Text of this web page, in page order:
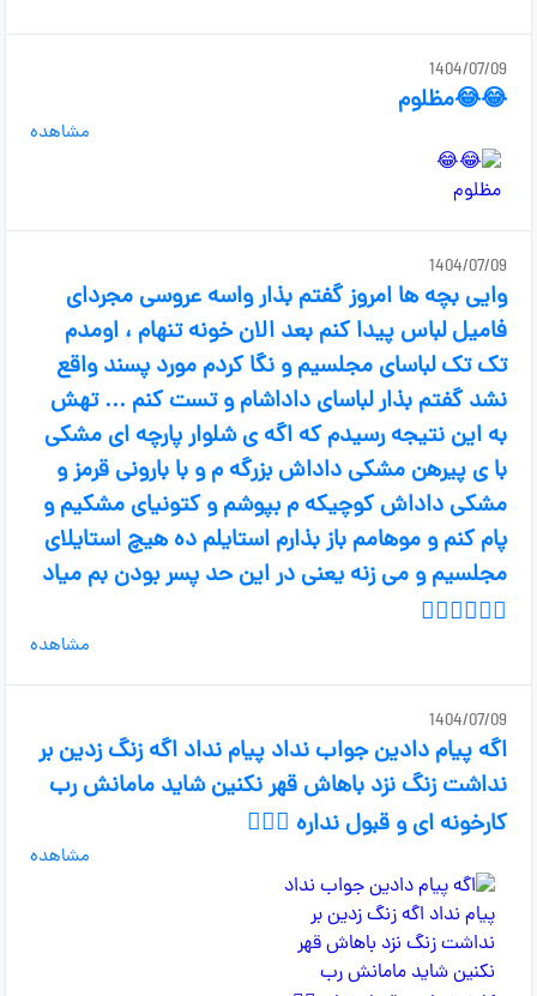
1404/07/09
😂😂مظلوم
مشاهده
1404/07/09
وایی بچه ها امروز گفتم بذار واسه عروسی مجردای
فامیل لباس پیدا کنم بعد الان خونه تنهام ، اومدم
تک تک لباسای مجلسیم و نگا کردم مورد پسند واقع
نشد گفتم بذار لباسای داداشام و تست کنم ... تهش
به این نتیجه رسیدم که اگه ی شلوار پارچه ای مشکی
با ی پیرهن مشکی داداش بزرگه م و با بارونی قرمز و
مشکی داداش کوچیکه م بپوشم و کتونیای مشکیم و
پام کنم و موهامم باز بذارم استایلم ده هیچ استایلای
مجلسیم و می زنه یعنی در این حد پسر بودن بم میاد
🤦🏻‍♀️🤦🏻‍♀️
مشاهده
1404/07/09
اگه پیام دادین جواب نداد پیام نداد اگه زنگ زدین بر
نداشت زنگ نزد باهاش قهر نکنین شاید مامانش رب
کارخونه ای و قبول نداره 😮‍💨🤧
مشاهده